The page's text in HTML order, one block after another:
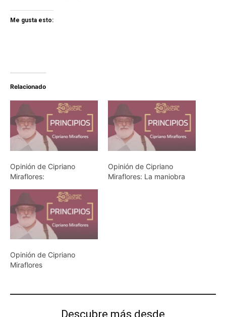
Me gusta esto:
Relacionado
Opinión de Cipriano
Miraflores:
Opinión de Cipriano
Miraflores: La maniobra
Opinión de Cipriano
Miraflores
Descubre más desde